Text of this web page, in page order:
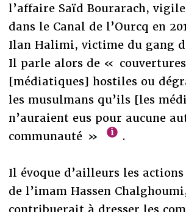
l’affaire Saïd Bourarach,
dans le Canal de l’Ourcq en
Ilan Halimi, victime du gang
Il parle alors de « couvertures
[médiatiques] hostiles ou
les musulmans qu’ils [les
n’auraient eus pour aucune
communauté »
.
Il évoque d’ailleurs les
de l’imam Hassen
contribuerait à dresser les